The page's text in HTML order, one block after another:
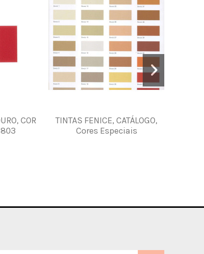
COR
803
TINTAS FENICE, CATÁLOGO,
Cores Especiais